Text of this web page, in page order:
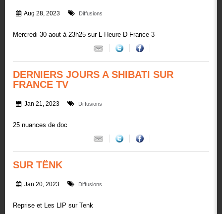
Aug 28, 2023 Diffusions
Mercredi 30 aout à 23h25 sur L Heure D France 3
DERNIERS JOURS A SHIBATI SUR
FRANCE TV
Jan 21, 2023 Diffusions
25 nuances de doc
SUR TËNK
Jan 20, 2023 Diffusions
Reprise et Les LIP sur Tenk